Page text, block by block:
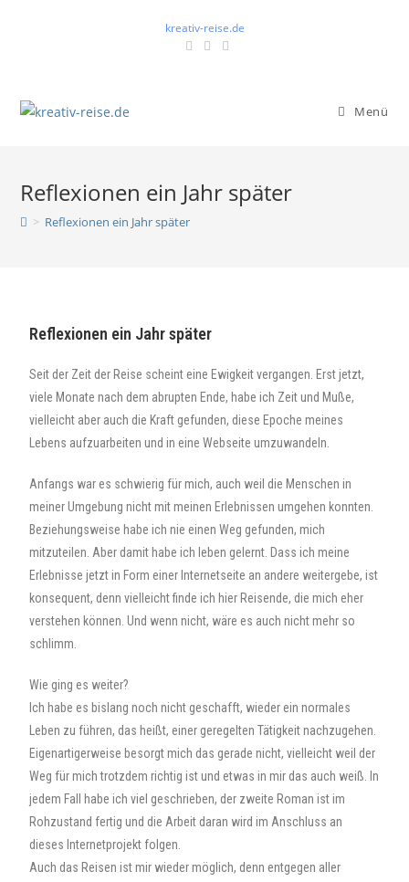
kreativ-reise.de
Menü
Reflexionen ein Jahr später
> Reflexionen ein Jahr später
Reflexionen ein Jahr später
Seit der Zeit der Reise scheint eine Ewigkeit vergangen. Erst jetzt,
viele Monate nach dem abrupten Ende, habe ich Zeit und Muße,
vielleicht aber auch die Kraft gefunden, diese Epoche meines
Lebens aufzuarbeiten und in eine Webseite umzuwandeln.
Anfangs war es schwierig für mich, auch weil die Menschen in
meiner Umgebung nicht mit meinen Erlebnissen umgehen konnten.
Beziehungsweise habe ich nie einen Weg gefunden, mich
mitzuteilen. Aber damit habe ich leben gelernt. Dass ich meine
Erlebnisse jetzt in Form einer Internetseite an andere weitergebe, ist
konsequent, denn vielleicht finde ich hier Reisende, die mich eher
verstehen können. Und wenn nicht, wäre es auch nicht mehr so
schlimm.
Wie ging es weiter?
Ich habe es bislang noch nicht geschafft, wieder ein normales
Leben zu führen, das heißt, einer geregelten Tätigkeit nachzugehen.
Eigenartigerweise besorgt mich das gerade nicht, vielleicht weil der
Weg für mich trotzdem richtig ist und etwas in mir das auch weiß. In
jedem Fall habe ich viel geschrieben, der zweite Roman ist im
Rohzustand fertig und die Arbeit daran wird im Anschluss an
dieses Internetprojekt folgen.
Auch das Reisen ist mir wieder möglich, denn entgegen aller